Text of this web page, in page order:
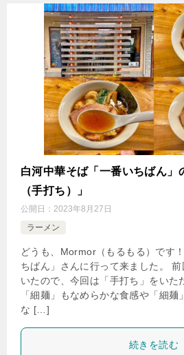
白河中華そば「一番いちばん」
（手打ち）」
公開日： 2023年8月27日
ラーメン
どうも、Mormor（もるもる）です
ちばん」さんに行って来ました。
いたので、今回は「手打ち」をいた
「細麺」もなめらかな食感や「細麺
な […]
続きを読む